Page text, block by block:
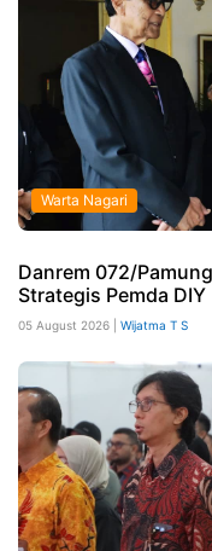
Warta Nagari
Danrem 072/
Strategis Pemda DIY
05 August 2026 | Wijatma T S